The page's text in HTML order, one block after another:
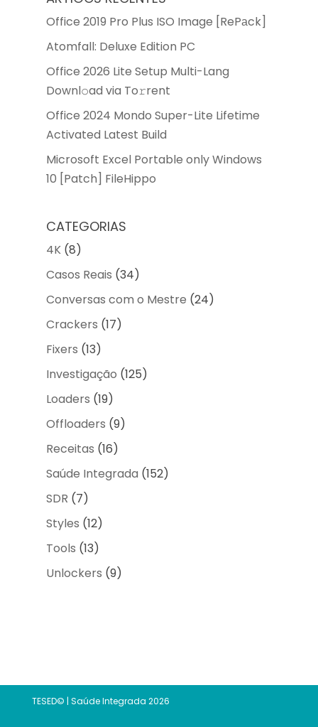
Office 2019 Pro Plus ISO Image [RePаck]
Atomfall: Deluxe Edition PC
Office 2026 Lite Setup Multi-Lang
Downl𝚘ad via To𝚛rent
Office 2024 Mondo Super-Lite Lifetime
Activated Latest Build
Microsoft Excel Portable only Windows
10 [Patch] FileHippo
CATEGORIAS
4K(8)
Casos Reais (34)
Conversas com o Mestre (24)
Crackers (17)
Fixers (13)
Investigação (125)
Loaders (19)
Offloaders (9)
Receitas (16)
Saúde Integrada (152)
SDR (7)
Styles (12)
Tools (13)
Unlockers (9)
TESED© | Saúde Integrada 2026